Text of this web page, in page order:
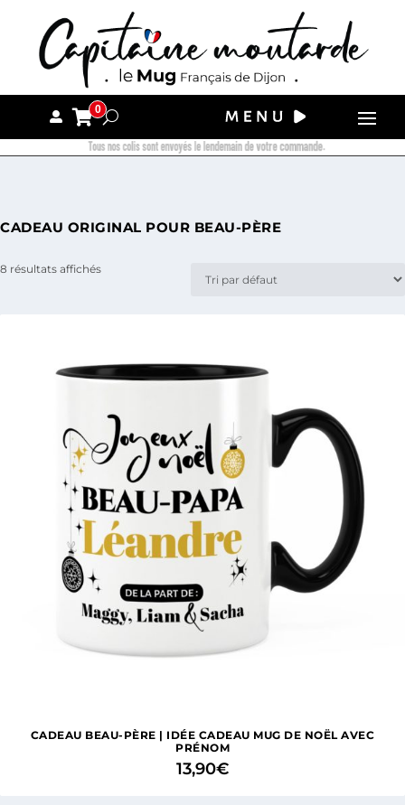
0
Tous nos colis sont envoyés le lendemain de votre commande.
CADEAU ORIGINAL POUR BEAU-PÈRE
8 résultats affichés
CADEAU BEAU-PÈRE | IDÉE CADEAU MUG DE NOËL AVEC
PRÉNOM
13,90€